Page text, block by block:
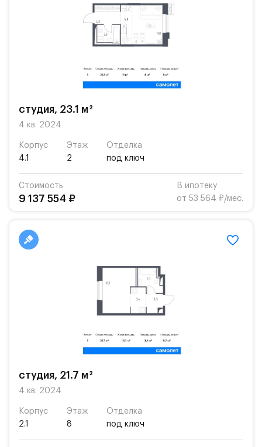
студия, 23.1 м²
4 кв. 2024
Корпус
4.1
Этаж
2
Отделка
под ключ
Стоимость
9 137 554 ₽
В ипотеку
от 53 564 ₽/мес.
студия, 21.7 м²
4 кв. 2024
Корпус
2.1
Этаж
8
Отделка
под ключ